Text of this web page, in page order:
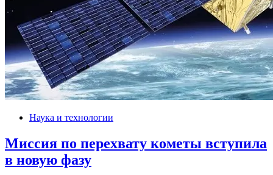
Наука и технологии
Миссия по перехвату кометы вступила
в новую фазу